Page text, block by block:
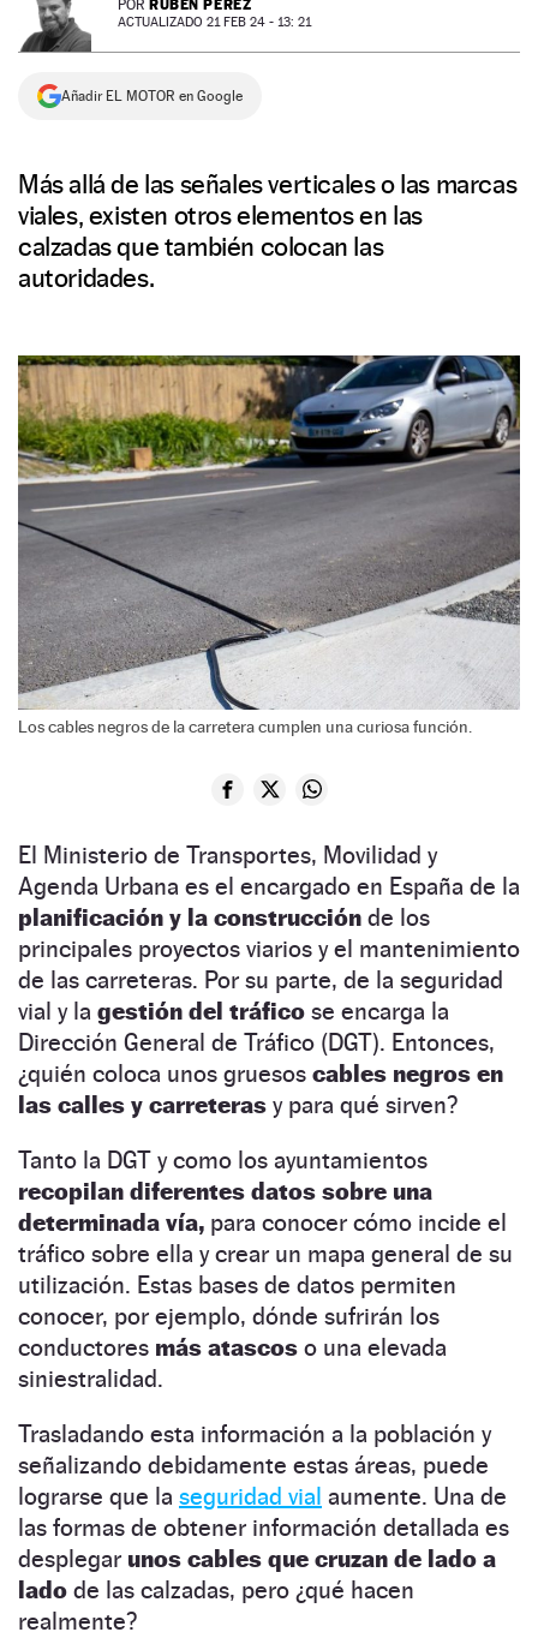
NEWSLETTER
SÍGUENOS
POR RUBÉN PÉREZ
ACTUALIZADO 21 FEB 24 - 13: 21
Añadir EL MOTOR en Google
Más allá de las señales verticales o las marcas
viales, existen otros elementos en las
calzadas que también colocan las
autoridades.
Los cables negros de la carretera cumplen una curiosa función.
El Ministerio de Transportes, Movilidad y
Agenda Urbana es el encargado en España de la
planificación y la construcción de los
principales proyectos viarios y el mantenimiento
de las carreteras. Por su parte, de la seguridad
vial y la gestión del tráfico se encarga la
Dirección General de Tráfico (DGT). Entonces,
¿quién coloca unos gruesos cables negros en
las calles y carreteras y para qué sirven?
Tanto la DGT y como los ayuntamientos
recopilan diferentes datos sobre una
determinada vía, para conocer cómo incide el
tráfico sobre ella y crear un mapa general de su
utilización. Estas bases de datos permiten
conocer, por ejemplo, dónde sufrirán los
conductores más atascos o una elevada
siniestralidad.
Trasladando esta información a la población y
señalizando debidamente estas áreas, puede
lograrse que la seguridad vial aumente. Una de
las formas de obtener información detallada es
desplegar unos cables que cruzan de lado a
lado de las calzadas, pero ¿qué hacen
realmente?